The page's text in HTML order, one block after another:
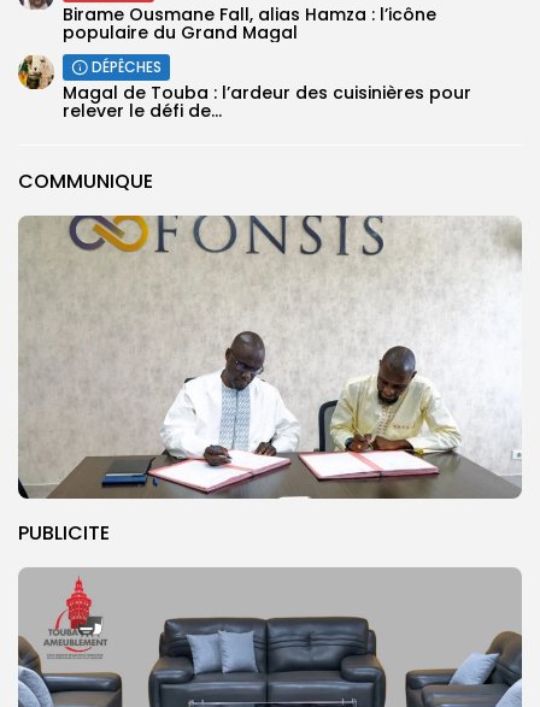
COMMUNIQUE
PUBLICITE
Birame Ousmane Fall, alias Hamza : l’icône
populaire du Grand Magal
DÉPÊCHES
Magal de Touba : l’ardeur des cuisinières pour
relever le défi de...